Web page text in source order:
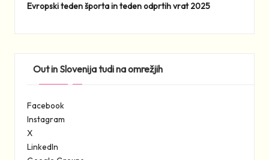
Evropski teden športa in teden odprtih vrat 2025
Out in Slovenija tudi na omrežjih
Facebook
Instagram
X
LinkedIn